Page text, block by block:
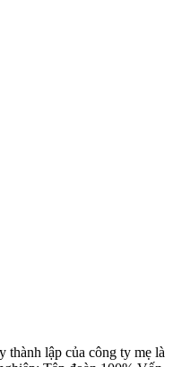
thành lập của công ty mẹ là